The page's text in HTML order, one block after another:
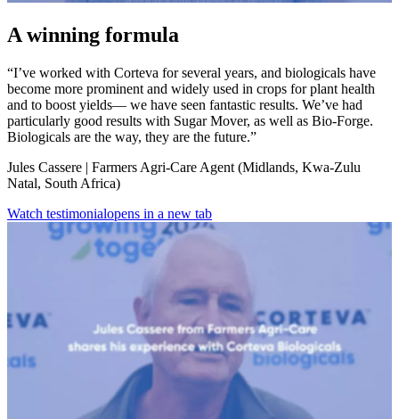
A winning formula
“I’ve worked with Corteva for several years, and biologicals have
become more prominent and widely used in crops for plant health
and to boost yields— we have seen fantastic results. We’ve had
particularly good results with Sugar Mover, as well as Bio-Forge.
Biologicals are the way, they are the future.”
Jules Cassere | Farmers Agri-Care Agent (Midlands, Kwa-Zulu
Natal, South Africa)
Watch testimonialopens in a new tab